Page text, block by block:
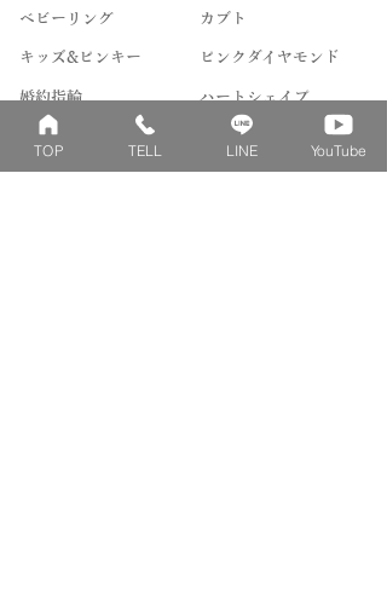
ベビーリング カブト
キッズ&ピンキー ピンクダイヤモンド
婚約指輪 ハートシェイプ
結婚指輪 ブーケシリーズ
​ハーフオーダー ヴァンドゥパリ
TOP TELL LINE YouTube